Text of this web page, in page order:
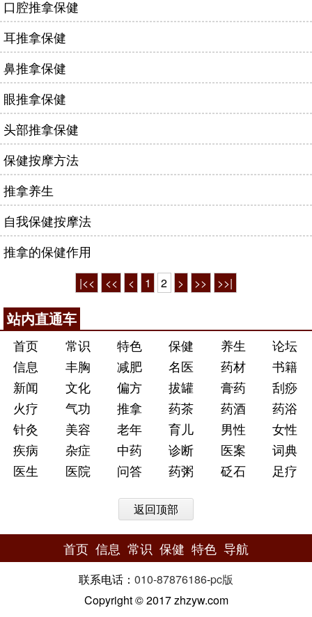
口腔推拿保健
耳推拿保健
鼻推拿保健
眼推拿保健
头部推拿保健
保健按摩方法
推拿养生
自我保健按摩法
推拿的保健作用
|<< << < 1 2 > >> >>|
站内直通车
首页 常识 特色 保健 养生
论坛
信息
丰胸 减肥 名医 药材
书籍
新闻
文化 偏方 拔罐 膏药
刮痧
火疗
气功 推拿 药茶 药酒
药浴
针灸
美容 老年 育儿 男性
女性
疾病
杂症 中药 诊断 医案
词典
医生
医院 问答 药粥 砭石 足疗
返回顶部
首页 信息 常识 保健 特色 导航
联系电话： 010-87876186-pc版
Copyright © 2017 zhzyw.com